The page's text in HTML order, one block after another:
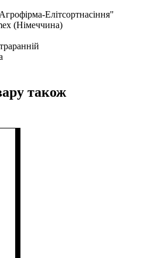
Елітсортнасіння"
(Німеччина)
також